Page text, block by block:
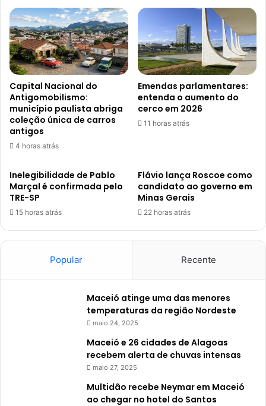
Capital Nacional do
Antigomobilismo:
município paulista abriga
coleção única de carros
antigos
4 horas atrás
Emendas parlamentares:
entenda o aumento do
cerco em 2026
11 horas atrás
Inelegibilidade de Pablo
Marçal é confirmada pelo
TRE-SP
15 horas atrás
Flávio lança Roscoe como
candidato ao governo em
Minas Gerais
22 horas atrás
Popular Recente
Maceió atinge uma das menores
temperaturas da região Nordeste
maio 24, 2025
Maceió e 26 cidades de Alagoas
recebem alerta de chuvas intensas
maio 27, 2025
Multidão recebe Neymar em Maceió
ao chegar no hotel do Santos